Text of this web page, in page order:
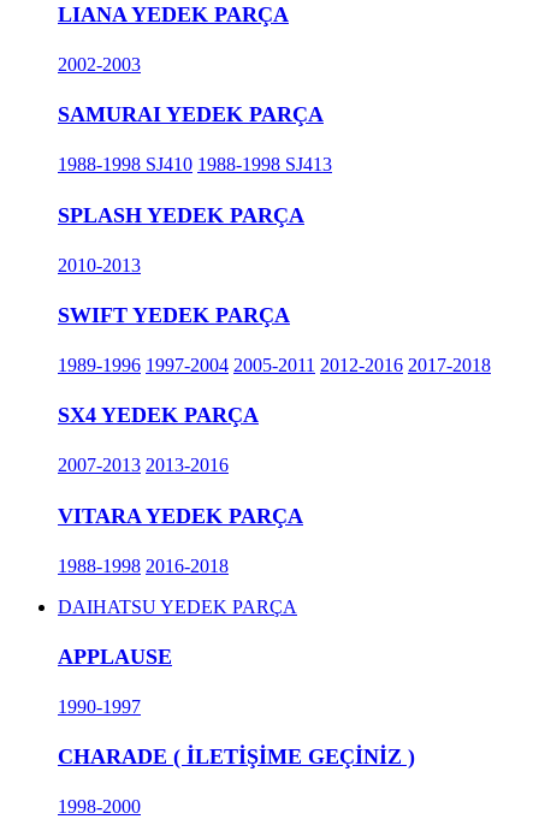
LIANA YEDEK PARÇA
2002-2003
SAMURAI YEDEK PARÇA
1988-1998 SJ410 1988-1998 SJ413
SPLASH YEDEK PARÇA
2010-2013
SWIFT YEDEK PARÇA
1989-1996 1997-2004 2005-2011 2012-2016 2017-2018
SX4 YEDEK PARÇA
2007-2013 2013-2016
VITARA YEDEK PARÇA
1988-1998 2016-2018
DAIHATSU YEDEK PARÇA
APPLAUSE
1990-1997
CHARADE ( İLETİŞİME GEÇİNİZ )
1998-2000